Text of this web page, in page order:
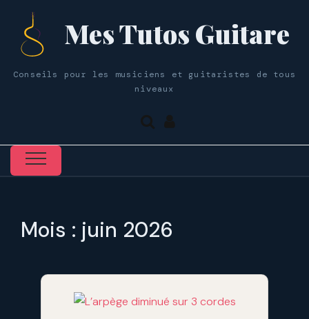
Mes Tutos Guitare
Conseils pour les musiciens et guitaristes de tous
niveaux
Mois : juin 2026